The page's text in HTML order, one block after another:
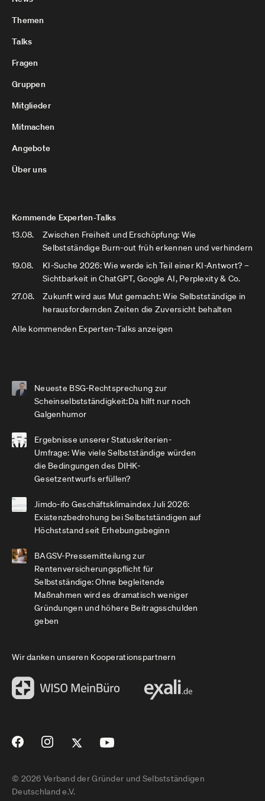
Themen
Talks
Fragen
Gruppen
Mitglieder
Mitmachen
Angebote
Über uns
Kommende Experten-Talks
13.08.
Zwischen Freiheit und Erschöpfung: Wie
Selbstständige Burn-out früh erkennen und verhindern
19.08.
KI-Suche 2026: Wie werde ich Teil einer KI-Antwort? –
Sichtbarkeit in ChatGPT, Google AI, Perplexity & Co.
27.08.
Zukunft wird aus Mut gemacht: Wie Selbstständige in
herausfordernden Zeiten die Zuversicht behalten
Alle kommenden Experten-Talks anzeigen
Neueste BSG-Rechtsprechung zur
Scheinselbstständigkeit:Da hilft nur noch
Galgenhumor
Ergebnisse unserer Statuskriterien-
Umfrage: Wie viele Selbstständige würden
die Bedingungen des DIHK-
Gesetzentwurfs erfüllen?
Jimdo-ifo Geschäftsklimaindex Juli 2026:
Existenzbedrohung bei Selbstständigen auf
Höchststand seit Erhebungsbeginn
BAGSV-Pressemitteilung zur
Rentenversicherungspflicht für
Selbstständige: Ohne begleitende
Maßnahmen wird es dramatisch weniger
Gründungen und höhere Beitragsschulden
geben
Wir danken unseren Kooperationspartnern
© 2026 Verband der Gründer und Selbstständigen
Deutschland e.V.